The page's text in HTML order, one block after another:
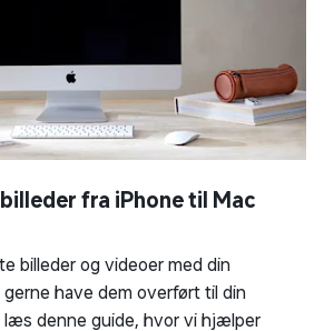
fra iPhone til Mac
billeder og videoer med din
have dem overført til din
læs denne guide, hvor vi hjælper